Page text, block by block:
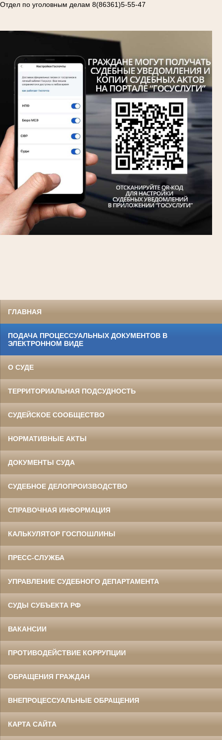
Отдел по уголовным делам 8(86361)5-55-47
ГЛАВНАЯ
ПОДАЧА ПРОЦЕССУАЛЬНЫХ ДОКУМЕНТОВ В
ЭЛЕКТРОННОМ ВИДЕ
О СУДЕ
ТЕРРИТОРИАЛЬНАЯ ПОДСУДНОСТЬ
СУДЕЙСКОЕ СООБЩЕСТВО
НОРМАТИВНЫЕ АКТЫ
ДОКУМЕНТЫ СУДА
СУДЕБНОЕ ДЕЛОПРОИЗВОДСТВО
СПРАВОЧНАЯ ИНФОРМАЦИЯ
КАЛЬКУЛЯТОР ГОСПОШЛИНЫ
ПРЕСС-СЛУЖБА
УПРАВЛЕНИЕ СУДЕБНОГО ДЕПАРТАМЕНТА
СУДЫ СУБЪЕКТА РФ
ВАКАНСИИ
ПРОТИВОДЕЙСТВИЕ КОРРУПЦИИ
ОБРАЩЕНИЯ ГРАЖДАН
ВНЕПРОЦЕССУАЛЬНЫЕ ОБРАЩЕНИЯ
КАРТА САЙТА